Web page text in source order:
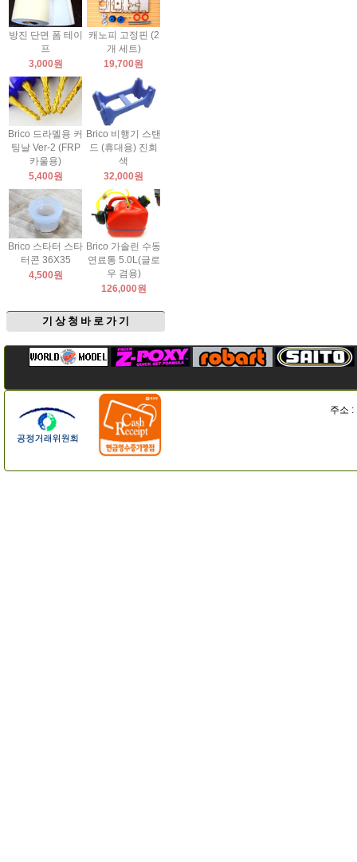
방진 단면 폼 테이
프
3,000원
캐노피 고정핀 (2
개 세트)
19,700원
Brico 드라멜용 커
팅날 Ver-2 (FRP
카울용)
5,400원
Brico 비행기 스탠
드 (휴대용) 진회
색
32,000원
Brico 스타터 스타
터콘 36X35
4,500원
Brico 가솔린 수동
연료통 5.0L(글로
우 겸용)
126,000원
기 상 청 바 로 가 기
주소